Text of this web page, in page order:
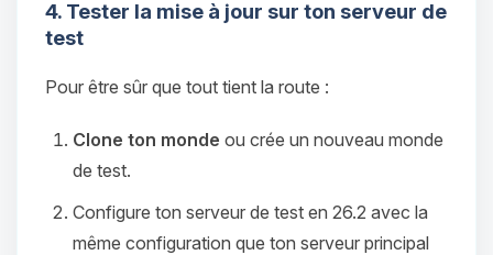
4. Tester la mise à jour sur ton serveur de
test
Pour être sûr que tout tient la route :
Clone ton monde ou crée un nouveau monde
de test.
Configure ton serveur de test en 26.2 avec la
même configuration que ton serveur principal